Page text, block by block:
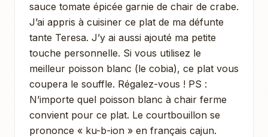
sauce tomate épicée garnie de chair de crabe.
J’ai appris à cuisiner ce plat de ma défunte
tante Teresa. J’y ai aussi ajouté ma petite
touche personnelle. Si vous utilisez le
meilleur poisson blanc (le cobia), ce plat vous
coupera le souffle. Régalez-vous ! PS :
N’importe quel poisson blanc à chair ferme
convient pour ce plat. Le courtbouillon se
prononce « ku-b-ion » en français cajun.